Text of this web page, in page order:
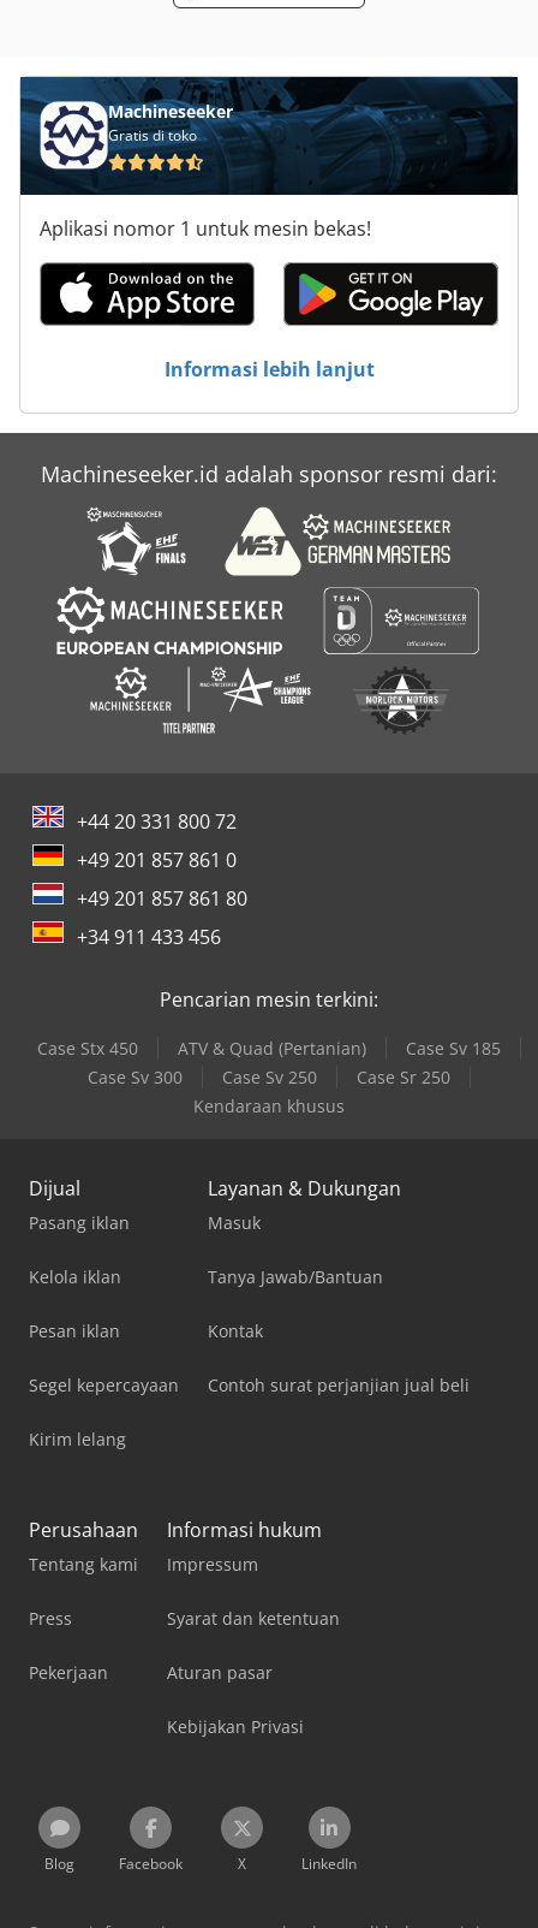
Trailer Crane
Trailer Komersial
Trailer Kontrol Katup
Trailer Rendah-Tempat Tidur
Trailer Ruhr
Machineseeker
Gratis di toko
Aplikasi nomor 1 untuk mesin bekas!
Informasi lebih lanjut
Machineseeker.id adalah sponsor resmi dari:
+44 20 331 800 72
+49 201 857 861 0
+49 201 857 861 80
+34 911 433 456
Pencarian mesin terkini:
Case Stx 450 ATV & Quad (Pertanian)
Case Sv 185
Case Sv 300
Case Sv 250
Case Sr 250
Kendaraan khusus
Dijual
Pasang iklan
Kelola iklan
Pesan iklan
Segel kepercayaan
Kirim lelang
Layanan & Dukungan
Masuk
Tanya Jawab/Bantuan
Kontak
Contoh surat perjanjian jual beli
Perusahaan
Tentang kami
Press
Pekerjaan
Informasi hukum
Impressum
Syarat dan ketentuan
Aturan pasar
Kebijakan Privasi
Blog Facebook X LinkedIn